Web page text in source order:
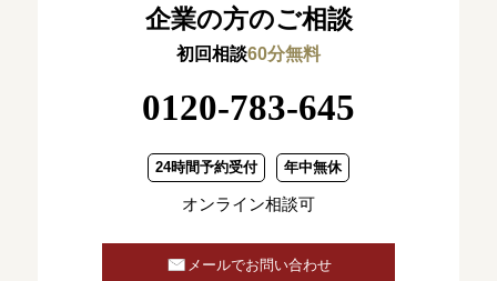
企業の方のご相談
初回相談60分無料
0120-783-645
24時間予約受付 年中無休
オンライン相談可
メールでお問い合わせ